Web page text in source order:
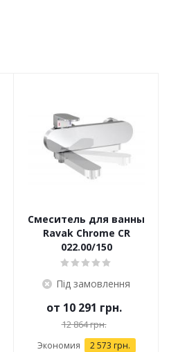
Смеситель для ванны
Ravak Chrome CR
022.00/150
Під замовлення
от 10 291 грн.
12 864 грн.
Экономия 2 573 грн.